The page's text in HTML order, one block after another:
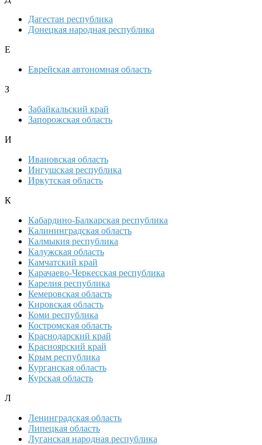
Дагестан республика
Донецкая народная республика
Е
Еврейская автономная область
З
Забайкальский край
Запорожская область
И
Ивановская область
Ингушская республика
Иркутская область
К
Кабардино-Балкарская республика
Калининградская область
Калмыкия республика
Калужская область
Камчатский край
Карачаево-Черкесская республика
Карелия республика
Кемеровская область
Кировская область
Коми республика
Костромская область
Краснодарский край
Красноярский край
Крым республика
Курганская область
Курская область
Л
Ленинградская область
Липецкая область
Луганская народная республика